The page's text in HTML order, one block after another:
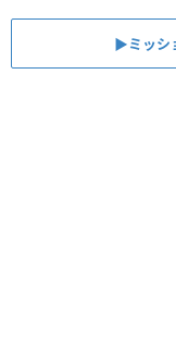
▶ミッシ